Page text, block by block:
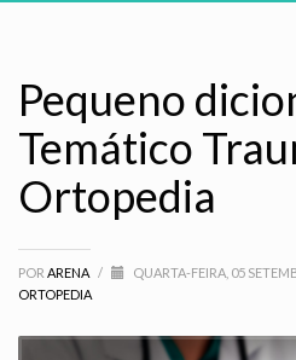
Pequeno
Temático
Ortopedia
POR ARENA / QUARTA-FEIRA, 05
ORTOPEDIA